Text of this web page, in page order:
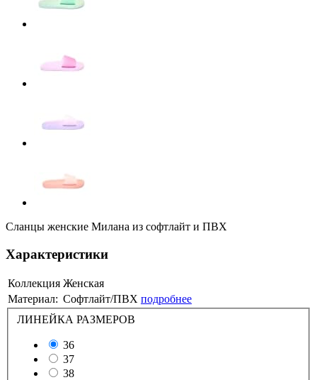
Сланцы женские Милана из софтлайт и ПВХ
Характеристики
Коллекция Женская
Материал: Софтлайт/ПВХ подробнее
ЛИНЕЙКА РАЗМЕРОВ
36
37
38